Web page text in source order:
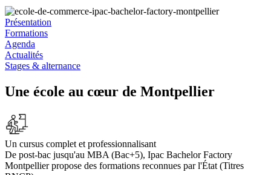
Présentation
Formations
Agenda
Actualités
Stages & alternance
Une école au cœur de Montpellier
Un cursus complet et professionnalisant
De post-bac jusqu'au MBA (Bac+5), Ipac Bachelor Factory
Montpellier propose des formations reconnues par l'État (Titres